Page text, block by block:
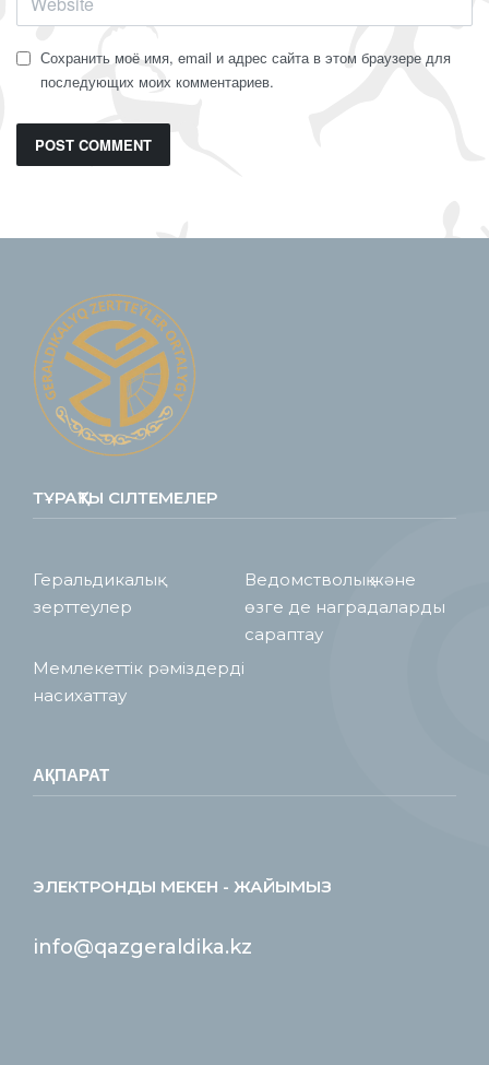
Сохранить моё имя, email и адрес сайта в этом браузере для
последующих моих комментариев.
ТҰРАҚТЫ СІЛТЕМЕЛЕР
Геральдикалық
зерттеулер
Ведомстволық және
өзге де наградаларды
сараптау
Мемлекеттік рәміздерді
насихаттау
АҚПАРАТ
ЭЛЕКТРОНДЫ МЕКЕН - ЖАЙЫМЫЗ
info@qazgeraldika.kz